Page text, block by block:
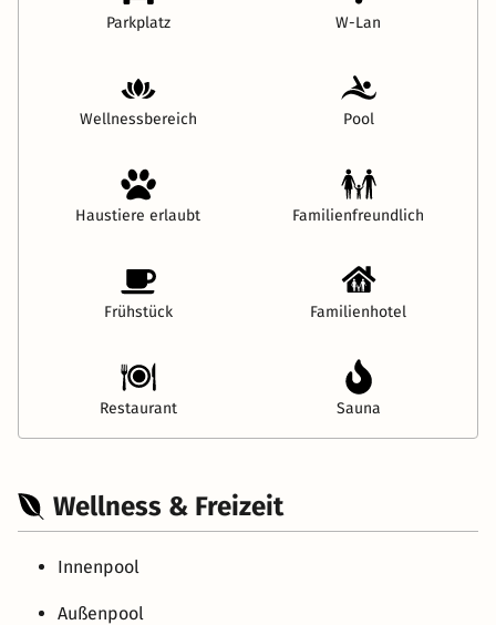
Parkplatz W-Lan
Wellnessbereich Pool
Haustiere erlaubt Familienfreundlich
Frühstück Familienhotel
Restaurant Sauna
Wellness & Freizeit
Innenpool
Außenpool